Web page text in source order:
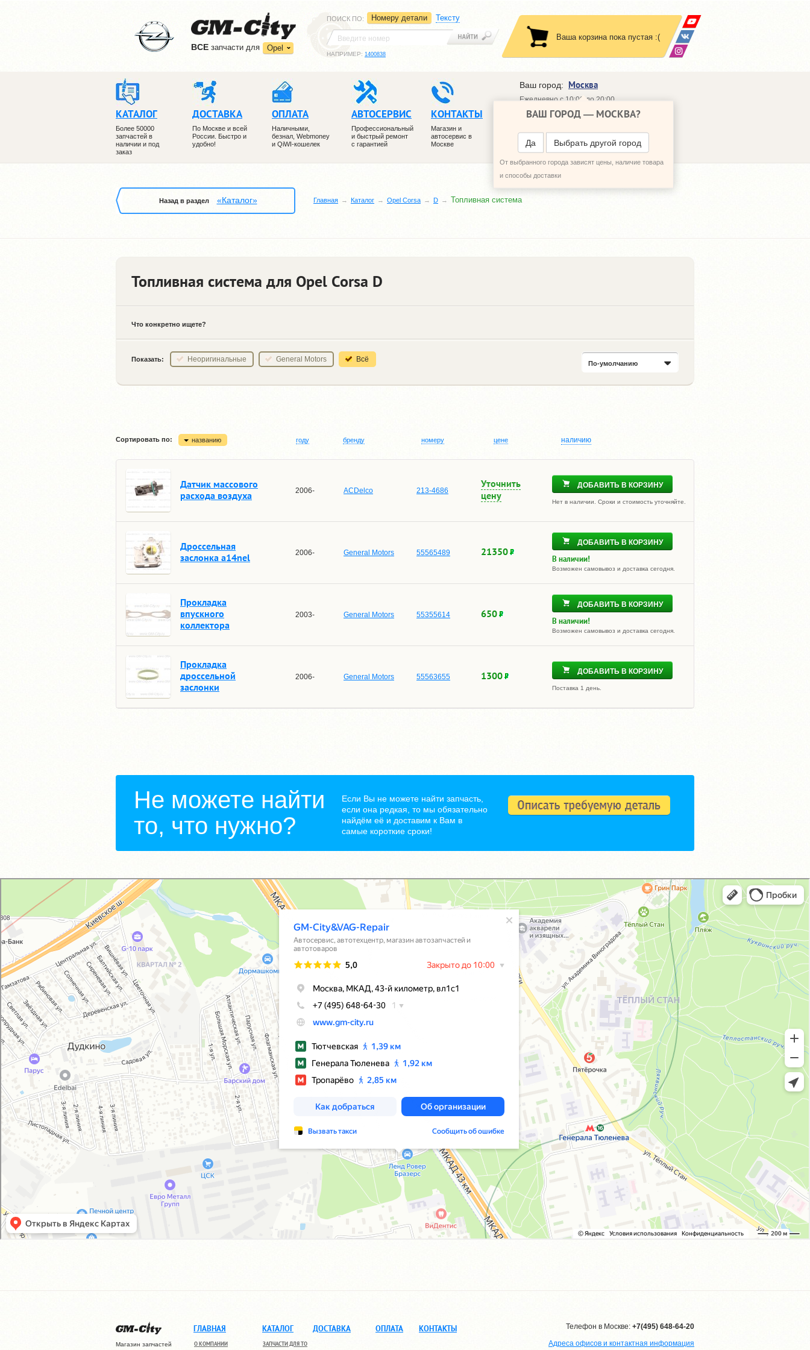
ВCE запчасти для Opel
ПОИСК ПО: Номеру детали Тексту
НАПРИМЕР: 1400838
Ваша корзина пока пустая :(
КАТАЛОГ
Более 50000
запчастей в
наличии и под
заказ
ДОСТАВКА
По Москве и всей
России. Быстро и
удобно!
ОПЛАТА
Наличными,
безнал, Webmoney
и QiWI-кошелек
АВТОСЕРВИС
Профессиональный
и быстрый ремонт
с гарантией
КОНТАКТЫ
Магазин и
автосервис в
Москве
Ваш город: Москва
ВАШ ГОРОД — МОСКВА?
Да Выбрать другой город
От выбранного города зависят цены, наличие товара
и способы доставки
Ежедневно с 10:00 до 20:00
+7 (495) 648-64-30
ПЕРЕЗВОНИТЬ МНЕ
Назад в раздел «Каталог» Главная Каталог Opel Corsa D Топливная система
Топливная система для Opel Corsa D
Что конкретно ищете?
Показать: Неоригинальные General Motors Всё По-умолчанию
Сортировать по: названию году бренду номеру цене наличию
Датчик массового
расхода воздуха
2006- ACDelco 213-4686
Уточнить
цену
ДОБАВИТЬ В КОРЗИНУ
Нет в наличии. Сроки и стоимость уточняйте.
Дроссельная
заслонка a14nel
2006- General Motors 55565489 21350
ДОБАВИТЬ В КОРЗИНУ
В наличии!
Возможен самовывоз и доставка сегодня.
Прокладка
впускного
коллектора
2003- General Motors 55355614 650
ДОБАВИТЬ В КОРЗИНУ
В наличии!
Возможен самовывоз и доставка сегодня.
Прокладка
дроссельной
заслонки
2006- General Motors 55563655 1300 ДОБАВИТЬ В КОРЗИНУ
Поставка 1 день.
Не можете найти
то, что нужно?
Если Вы не можете найти запчасть,
если она редкая, то мы обязательно
найдём её и доставим к Вам в
самые короткие сроки!
GM-City&VAG-Repair
Автосервис, автотехцентр в Москве
Магазин автозапчастей и автотоваров в Москве
Магазин запчастей
ГЛАВНАЯ
О КОМПАНИИ
КАТАЛОГ
ЗАПЧАСТИ ДЛЯ ТО
ДОСТАВКА ОПЛАТА КОНТАКТЫ Телефон в Москве: +7(495) 648-64-20
Адреса офисов и контактная информация